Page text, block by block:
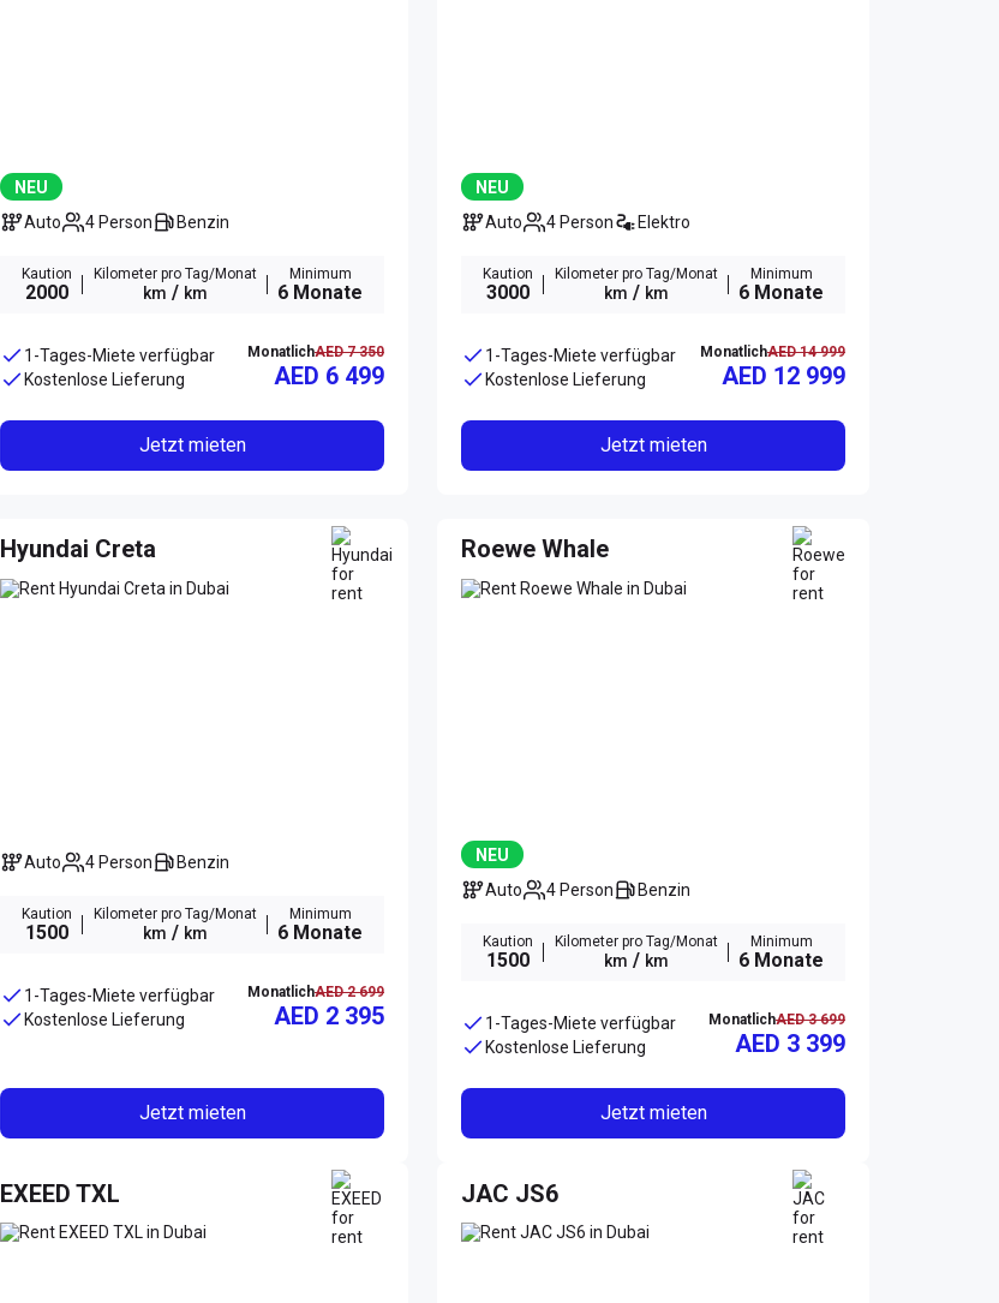
NEU
Auto
4 Person Benzin
Kaution
2000
Kilometer pro Tag/Monat
km / km
Minimum
6 Monate
1-Tages-Miete verfügbar
Kostenlose Lieferung
MonatlichAED 7 350
AED 6 499
Jetzt mieten
NEU
Auto
4 Person Elektro
Kaution
3000
Kilometer pro Tag/Monat
km / km
Minimum
6 Monate
1-Tages-Miete verfügbar
Kostenlose Lieferung
MonatlichAED 14 999
AED 12 999
Jetzt mieten
Hyundai Creta
Auto 4 Person Benzin
Kaution
1500
Kilometer pro Tag/Monat
km / km
Minimum
6 Monate
1-Tages-Miete verfügbar
Kostenlose Lieferung
MonatlichAED 2 699
AED 2 395
Jetzt mieten
Roewe Whale
NEU
Auto
4 Person Benzin
Kaution
1500
Kilometer pro Tag/Monat
km / km
Minimum
6 Monate
1-Tages-Miete verfügbar
Kostenlose Lieferung
MonatlichAED 3 699
AED 3 399
Jetzt mieten
EXEED TXL JAC JS6